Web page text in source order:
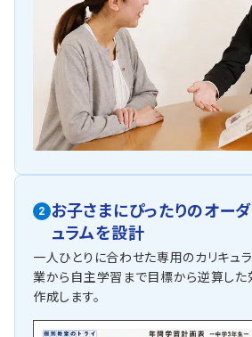
2 お子さまにぴったりのオー
ュラムを設計
一人ひとりに合わせた専用のカリキュ
業から自主学習まで目標から逆算し
作成します。